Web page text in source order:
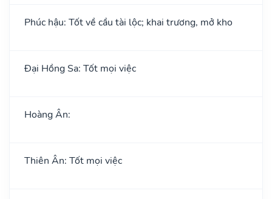
Phúc hậu: Tốt về cầu tài lộc; khai trương, mở kho
Đại Hồng Sa: Tốt mọi việc
Hoàng Ân:
Thiên Ân: Tốt mọi việc